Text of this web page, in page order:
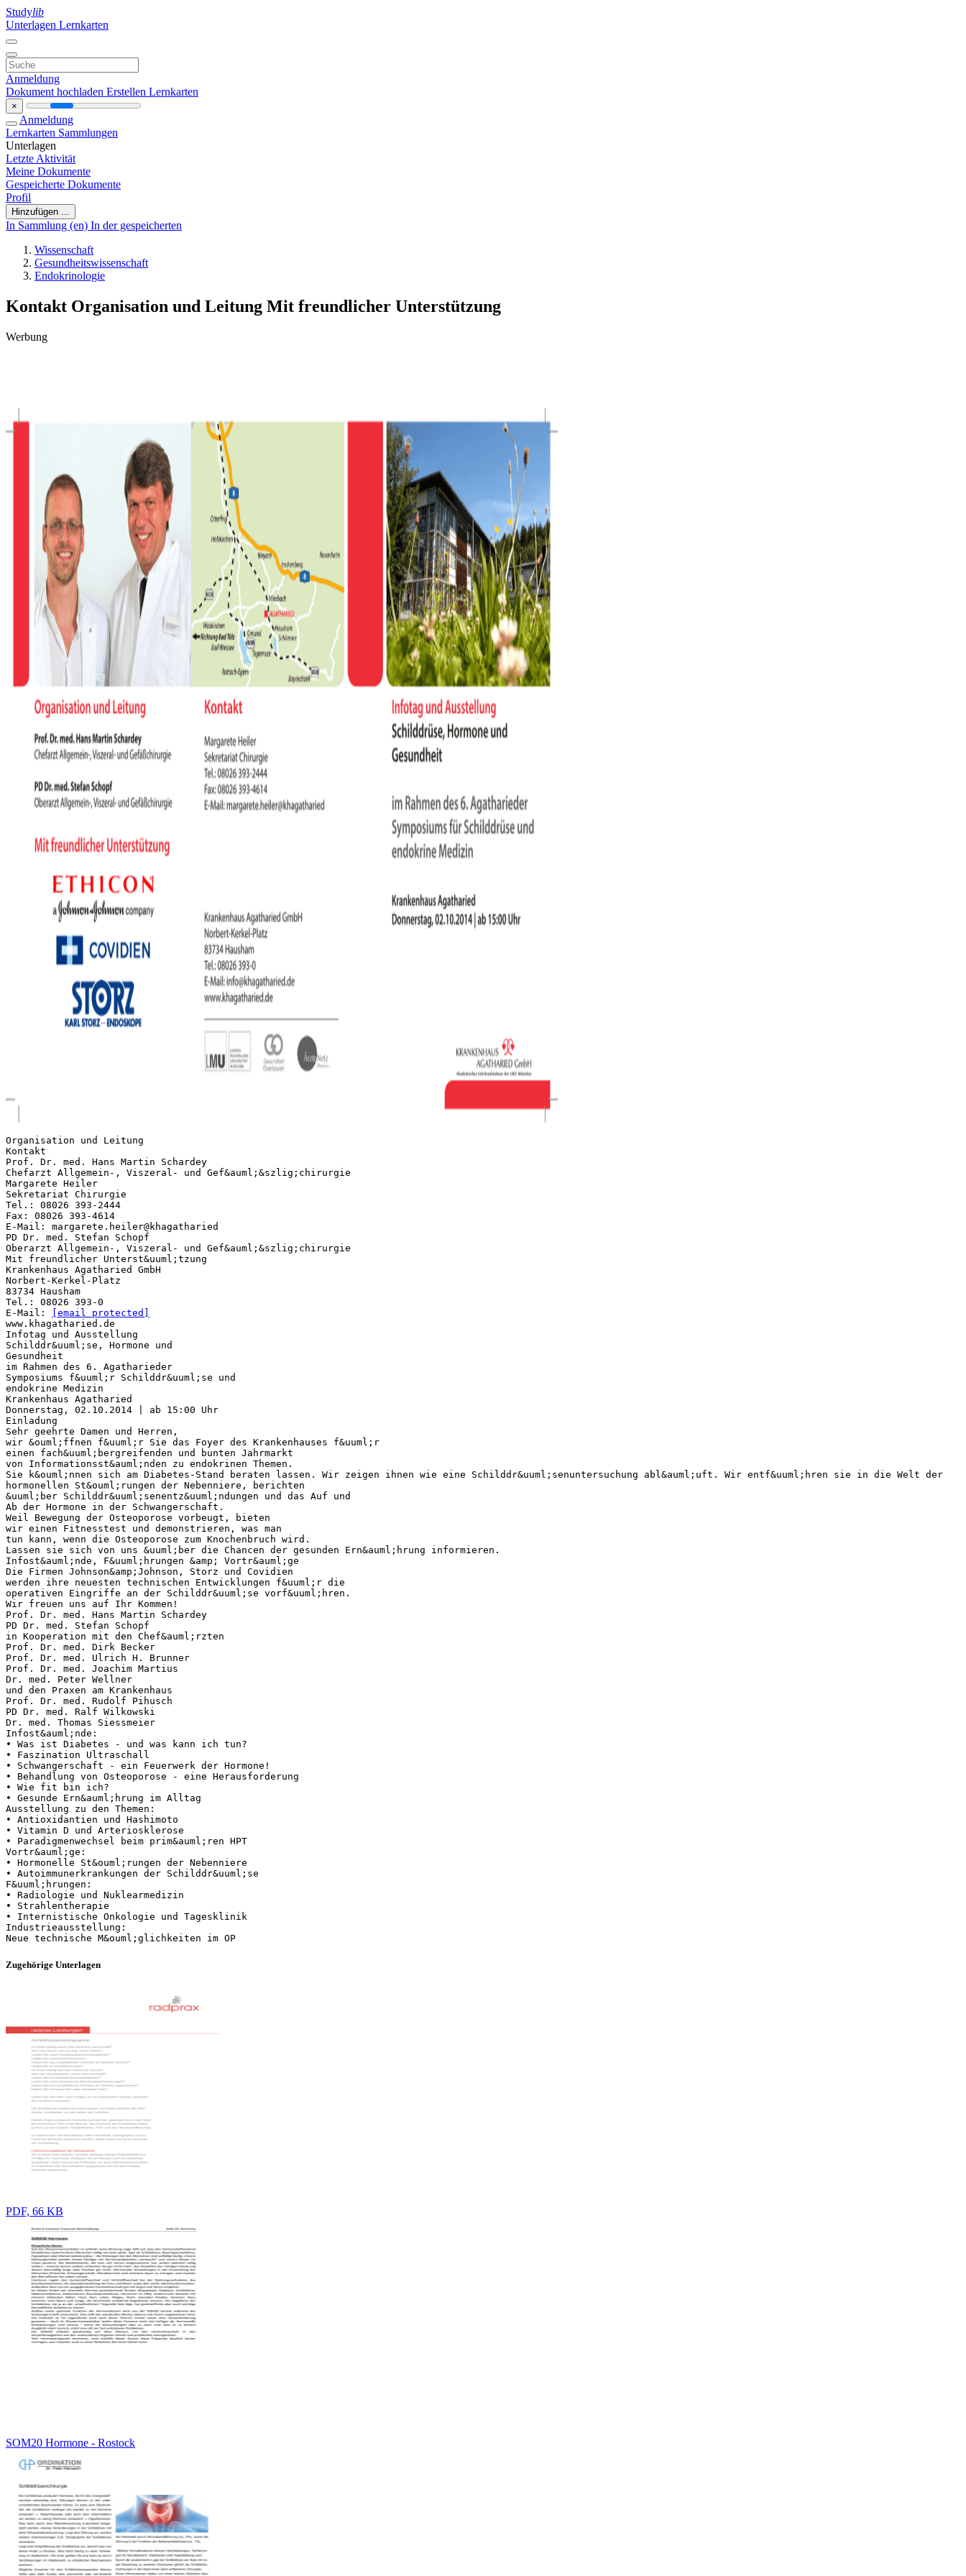
Studylib
Unterlagen Lernkarten
Anmeldung
Dokument hochladen Erstellen Lernkarten
×
Anmeldung
Lernkarten Sammlungen
Unterlagen
Letzte Aktivität
Meine Dokumente
Gespeicherte Dokumente
Profil
Hinzufügen ...
In Sammlung (en) In der gespeicherten
Wissenschaft
Gesundheitswissenschaft
Endokrinologie
Kontakt Organisation und Leitung Mit freundlicher Unterstützung
Werbung
Organisation und Leitung
Kontakt
Prof. Dr. med. Hans Martin Schardey
Chefarzt Allgemein-, Viszeral- und Gef&auml;&szlig;chirurgie
Margarete Heiler
Sekretariat Chirurgie
Tel.: 08026 393-2444
Fax: 08026 393-4614
E-Mail: margarete.heiler@khagatharied
PD Dr. med. Stefan Schopf
Oberarzt Allgemein-, Viszeral- und Gef&auml;&szlig;chirurgie
Mit freundlicher Unterst&uuml;tzung
Krankenhaus Agatharied GmbH
Norbert-Kerkel-Platz
83734 Hausham
Tel.: 08026 393-0
E-Mail:
[email protected]
www.khagatharied.de
Infotag und Ausstellung
Schilddr&uuml;se, Hormone und
Gesundheit
im Rahmen des 6. Agatharieder
Symposiums f&uuml;r Schilddr&uuml;se und
endokrine Medizin
Krankenhaus Agatharied
Donnerstag, 02.10.2014 | ab 15:00 Uhr
Einladung
Sehr geehrte Damen und Herren,
wir &ouml;ffnen f&uuml;r Sie das Foyer des Krankenhauses f&uuml;r
einen fach&uuml;bergreifenden und bunten Jahrmarkt
von Informationsst&auml;nden zu endokrinen Themen.
Sie k&ouml;nnen sich am Diabetes-Stand beraten lassen. Wir zeigen ihnen wie eine Schilddr&uuml;senuntersuchung abl&auml;uft. Wir entf&uuml;hren sie in die Welt der
hormonellen St&ouml;rungen der Nebenniere, berichten
&uuml;ber Schilddr&uuml;senentz&uuml;ndungen und das Auf und
Ab der Hormone in der Schwangerschaft.
Weil Bewegung der Osteoporose vorbeugt, bieten
wir einen Fitnesstest und demonstrieren, was man
tun kann, wenn die Osteoporose zum Knochenbruch wird.
Lassen sie sich von uns &uuml;ber die Chancen der gesunden Ern&auml;hrung informieren.
Infost&auml;nde, F&uuml;hrungen &amp; Vortr&auml;ge
Die Firmen Johnson&amp;Johnson, Storz und Covidien
werden ihre neuesten technischen Entwicklungen f&uuml;r die
operativen Eingriffe an der Schilddr&uuml;se vorf&uuml;hren.
Wir freuen uns auf Ihr Kommen!
Prof. Dr. med. Hans Martin Schardey
PD Dr. med. Stefan Schopf
in Kooperation mit den Chef&auml;rzten
Prof. Dr. med. Dirk Becker
Prof. Dr. med. Ulrich H. Brunner
Prof. Dr. med. Joachim Martius
Dr. med. Peter Wellner
und den Praxen am Krankenhaus
Prof. Dr. med. Rudolf Pihusch
PD Dr. med. Ralf Wilkowski
Dr. med. Thomas Siessmeier
Infost&auml;nde:
• Was ist Diabetes - und was kann ich tun?
• Faszination Ultraschall
• Schwangerschaft - ein Feuerwerk der Hormone!
• Behandlung von Osteoporose - eine Herausforderung
• Wie fit bin ich?
• Gesunde Ern&auml;hrung im Alltag
Ausstellung zu den Themen:
• Antioxidantien und Hashimoto
• Vitamin D und Arteriosklerose
• Paradigmenwechsel beim prim&auml;ren HPT
Vortr&auml;ge:
• Hormonelle St&ouml;rungen der Nebenniere
• Autoimmunerkrankungen der Schilddr&uuml;se
F&uuml;hrungen:
• Radiologie und Nuklearmedizin
• Strahlentherapie
• Internistische Onkologie und Tagesklinik
Industrieausstellung:
Zugehörige Unterlagen
PDF, 66 KB
SOM20 Hormone - Rostock